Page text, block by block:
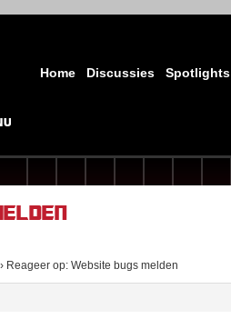
Home Discussies Spotlights
› Reageer op: Website bugs melden